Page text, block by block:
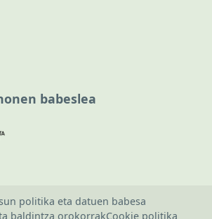
babeslea
politika eta datuen babesa
baldintza orokorrakCookie politika